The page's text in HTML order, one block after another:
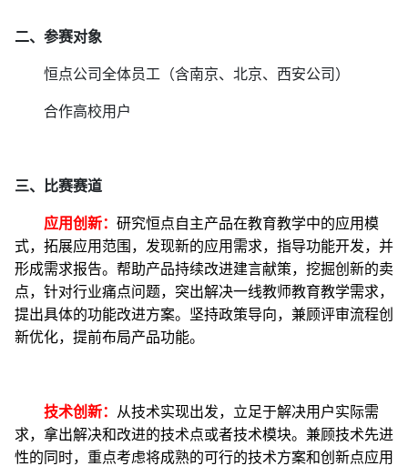
二、参赛对象
恒点公司全体员工（含南京、北京、西安公司）
合作高校用户
三、 比赛赛道
应用创新： 研究恒点自主产品在教育教学中的应用模
式，拓展应用范围，发现新的应用需求，指导功能开发，并
形成需求报告。帮助产品持续改进建言献策，挖掘创新的卖
点，针对行业痛点问题，突出解决一线教师教育教学需求，
提出具体的功能改进方案。坚持政策导向，兼顾评审流程创
新优化，提前布局产品功能。
技术创新：
从技术实现出发，立足于解决用户实际需
求，拿出解决和改进的技术点或者技术模块。兼顾技术先进
性的同时，重点考虑将成熟的可行的技术方案和创新点应用